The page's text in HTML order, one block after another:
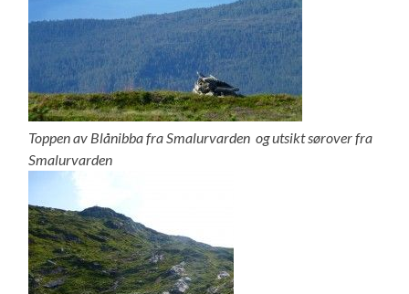
Toppen av Blånibba fra Smalurvarden og utsikt sørover fra
Smalurvarden